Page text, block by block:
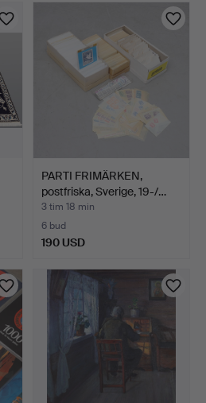
PARTI FRIMÄRKEN,
postfriska, Sverige, 19-/…
3 tim 18 min
6 bud
190 USD